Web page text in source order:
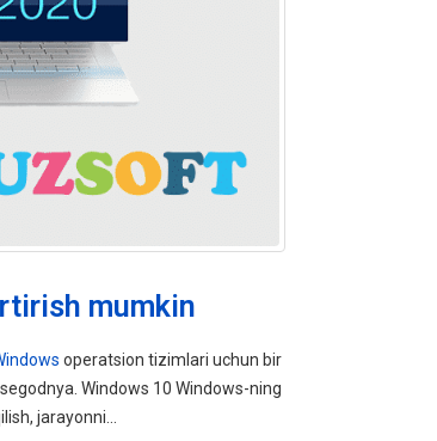
mumkin
operatsion tizimlari uchun bir
Windows 10 Windows-ning
jarayonni...